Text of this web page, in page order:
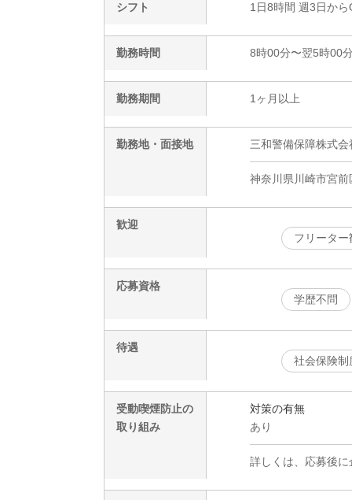
シフト 1日8時間 週3日から
勤務時間 8時00分〜翌5時00
勤務期間 1ヶ月以上
勤務地・面接地 三和警備保障株式
神奈川県川崎市宮
歓迎
フリーター
応募資格
学歴不問
待遇
社会保険制
受動喫煙防止の
取り組み
対策の有無
あり
詳しくは、応募後